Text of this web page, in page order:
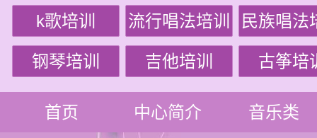
k歌培训 流行唱法培训 民族唱法
钢琴培训 吉他培训 古筝培
首页 中心简介 音乐类